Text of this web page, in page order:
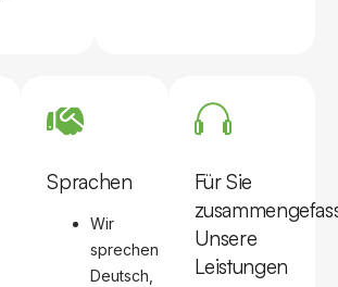
Sprachen
Wir
sprechen
Deutsch,
Für Sie
Unsere
Leistungen